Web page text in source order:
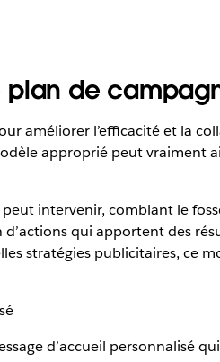
de
améliorer l’efficacité et la
approprié peut vraiment
peut intervenir, comblant le
qui apportent des
stratégies publicitaires, ce
d’accueil personnalisé qui